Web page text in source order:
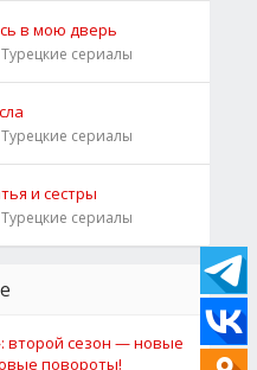
в мою дверь
сериалы
сериалы
и сестры
сериалы
второй сезон — новые
повороты!